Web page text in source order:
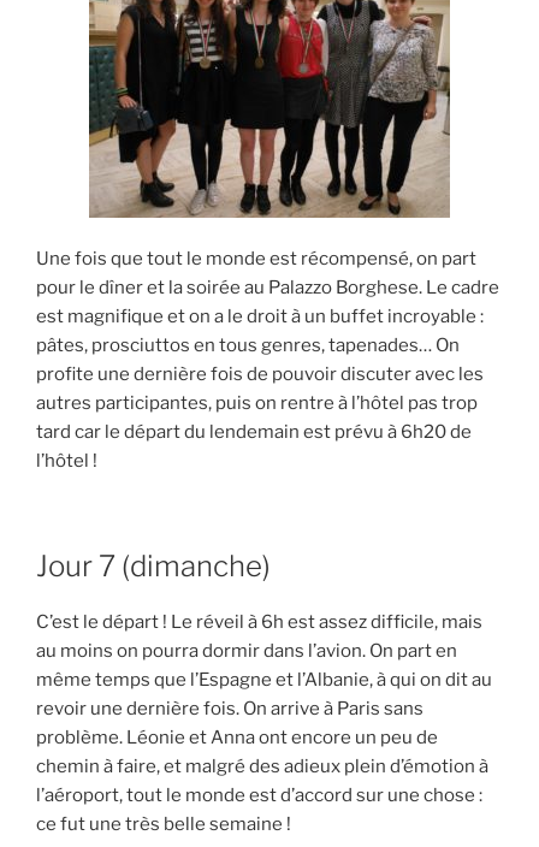
Une fois que tout le monde est récompensé, on part
pour le dîner et la soirée au Palazzo Borghese. Le cadre
est magnifique et on a le droit à un buffet incroyable :
pâtes, prosciuttos en tous genres, tapenades… On
profite une dernière fois de pouvoir discuter avec les
autres participantes, puis on rentre à l’hôtel pas trop
tard car le départ du lendemain est prévu à 6h20 de
l’hôtel !
Jour 7 (dimanche)
C’est le départ ! Le réveil à 6h est assez difficile, mais
au moins on pourra dormir dans l’avion. On part en
même temps que l’Espagne et l’Albanie, à qui on dit au
revoir une dernière fois. On arrive à Paris sans
problème. Léonie et Anna ont encore un peu de
chemin à faire, et malgré des adieux plein d’émotion à
l’aéroport, tout le monde est d’accord sur une chose :
ce fut une très belle semaine !